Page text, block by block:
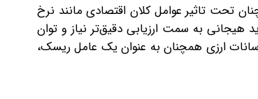
تحت تاثیر عوامل کلان اقتصادی مانند نرخ
هیجانی به سمت ارزیابی دقیق‌تر نیاز و توان
ارزی همچنان به عنوان یک عامل ریسک،